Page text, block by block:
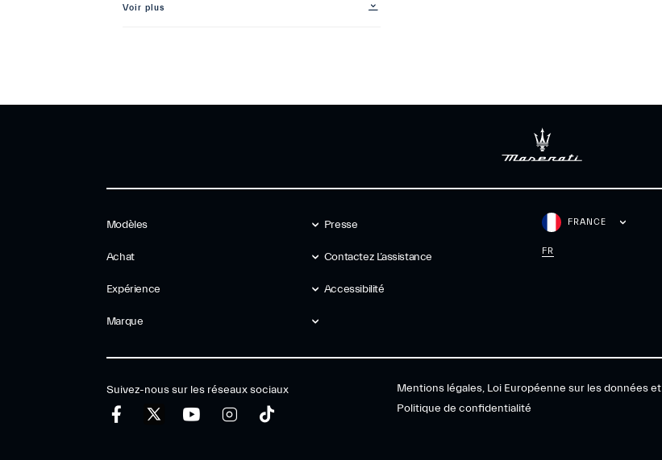
Voir plus
Modèles
Achat
Expérience
Marque
Presse
Contactez L’assistance
Accessibilité
FRANCE
FR
Suivez-nous sur les réseaux sociaux
Mentions légales, Loi Européenne sur les données et
Politique de confidentialité